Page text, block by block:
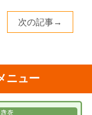
次の記事→
ニュー